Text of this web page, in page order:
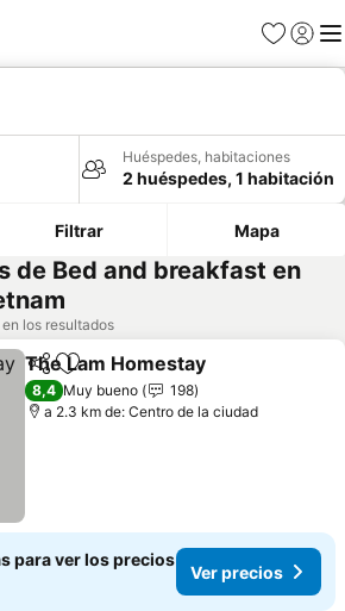
Favoritos
Iniciar
Huéspedes, habitaciones
2 huéspedes, 1 habitación
Filtrar Mapa
de Bed and breakfast en
los resultados
CompartirAñadir a favoritos
The Lam Homestay
8,4 Muy bueno
198
a 2.3 km de: Centro de la ciudad
para ver los precios
Ver precios